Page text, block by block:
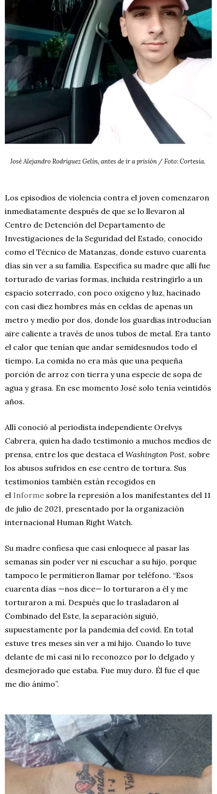
José Alejandro Rodríguez Gelín, antes de ir a prisión / Foto: Cortesía.
Los episodios de violencia contra el joven comenzaron
inmediatamente después de que se lo llevaron al
Centro de Detención del Departamento de
Investigaciones de la Seguridad del Estado, conocido
como el Técnico de Matanzas, donde estuvo cuarenta
días sin ver a su familia. Especifica su madre que allí fue
torturado de varias formas, incluida restringirlo a un
espacio soterrado, con poco oxígeno y luz, hacinado
con casi diez hombres más en celdas de apenas un
metro y medio por dos, donde los guardias introducían
aire caliente a través de unos tubos de metal. Era tanto
el calor que tenían que andar semidesnudos todo el
tiempo. La comida no era más que una pequeña
porción de arroz con tierra y una especie de sopa de
agua y grasa. En ese momento José solo tenía veintidós
años.
Allí conoció al periodista independiente Orelvys
Cabrera, quien ha dado testimonio a muchos medios de
prensa, entre los que destaca el Washington Post, sobre
los abusos sufridos en ese centro de tortura. Sus
testimonios también están recogidos en
el Informe sobre la represión a los manifestantes del 11
de julio de 2021, presentado por la organización
internacional Human Right Watch.
Su madre confiesa que casi enloquece al pasar las
semanas sin poder ver ni escuchar a su hijo, porque
tampoco le permitieron llamar por teléfono. “Esos
cuarenta días —nos dice— lo torturaron a él y me
torturaron a mí. Después que lo trasladaron al
Combinado del Este, la separación siguió,
supuestamente por la pandemia del covid. En total
estuve tres meses sin ver a mi hijo. Cuando lo tuve
delante de mí casi ni lo reconozco por lo delgado y
desmejorado que estaba. Fue muy duro. Él fue el que
me dio ánimo”.